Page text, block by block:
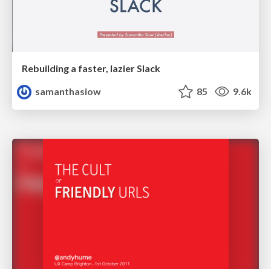
Rebuilding a faster, lazier Slack
samanthasiow
85 9.6k